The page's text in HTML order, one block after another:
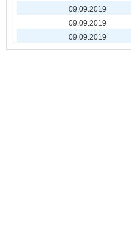
09.09.2019
09.09.2019
09.09.2019